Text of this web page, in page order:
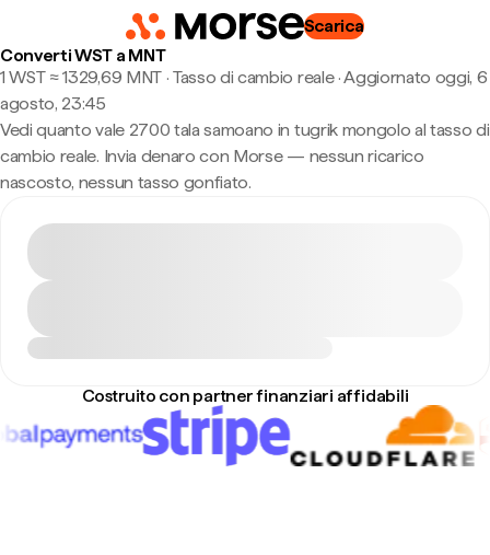
Scarica
Converti WST a MNT
1 WST ≈ 1329,69 MNT · Tasso di cambio reale·Aggiornato oggi, 6
agosto, 23:45
Vedi quanto vale 2700 tala samoano in tugrik mongolo al tasso di
cambio reale. Invia denaro con Morse — nessun ricarico
nascosto, nessun tasso gonfiato.
Costruito con partner finanziari affidabili